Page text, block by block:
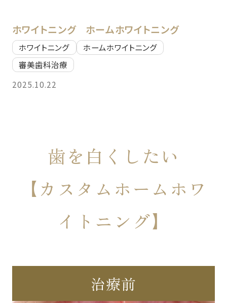
ホワイトニング ホームホワイトニング
ホワイトニング
ホームホワイトニング
審美歯科治療
2025.10.22
歯を白くしたい
【カスタムホームホワ
イトニング】
治療前